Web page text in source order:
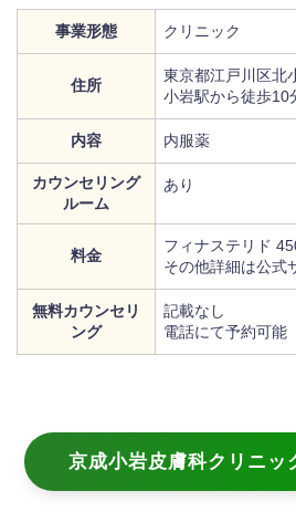
事業形態 クリニック
住所
東京都江戸川区北
小岩駅から徒歩10
内容 内服薬
カウンセリング
ルーム
あり
料金
フィナステリド
その他詳細は公式
無料カウンセリ
ング
記載なし
電話にて予約可能
京成小岩皮膚科クリニッ